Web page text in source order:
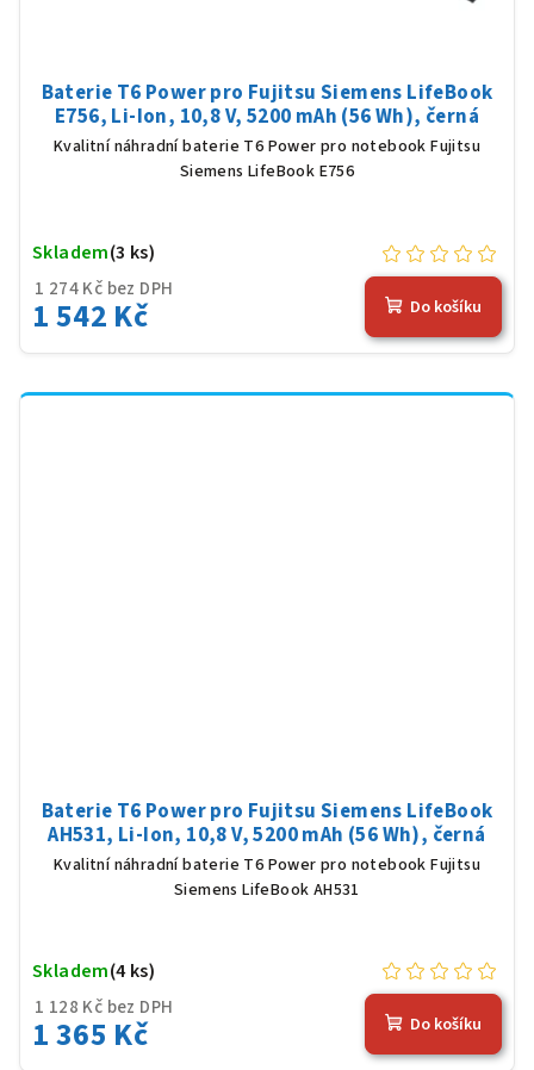
Baterie T6 Power pro Fujitsu Siemens LifeBook
E756, Li-Ion, 10,8 V, 5200 mAh (56 Wh), černá
Kvalitní náhradní baterie T6 Power pro notebook Fujitsu
Siemens LifeBook E756
1 274 Kč bez DPH
1 542 Kč
Skladem(3 ks)
Do košíku
Baterie T6 Power pro Fujitsu Siemens LifeBook
AH531, Li-Ion, 10,8 V, 5200 mAh (56 Wh), černá
Kvalitní náhradní baterie T6 Power pro notebook Fujitsu
Siemens LifeBook AH531
1 128 Kč bez DPH
1 365 Kč
Skladem(4 ks)
Do košíku